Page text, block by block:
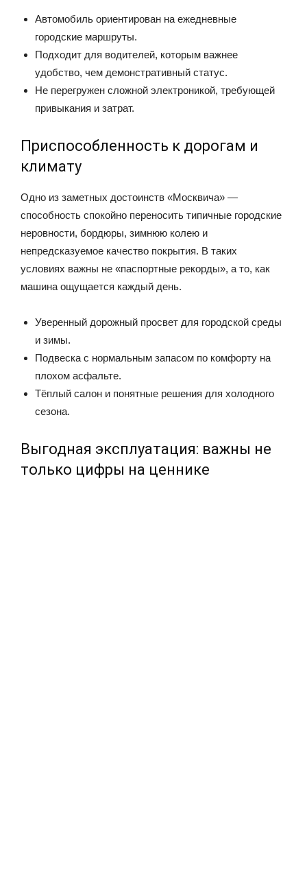
Автомобиль ориентирован на ежедневные
городские маршруты.
Подходит для водителей, которым важнее
удобство, чем демонстративный статус.
Не перегружен сложной электроникой, требующей
привыкания и затрат.
Приспособленность к дорогам и
климату
Одно из заметных достоинств «Москвича» —
способность спокойно переносить типичные городские
неровности, бордюры, зимнюю колею и
непредсказуемое качество покрытия. В таких
условиях важны не «паспортные рекорды», а то, как
машина ощущается каждый день.
Уверенный дорожный просвет для городской среды
и зимы.
Подвеска с нормальным запасом по комфорту на
плохом асфальте.
Тёплый салон и понятные решения для холодного
сезона.
Выгодная эксплуатация: важны не
только цифры на ценнике